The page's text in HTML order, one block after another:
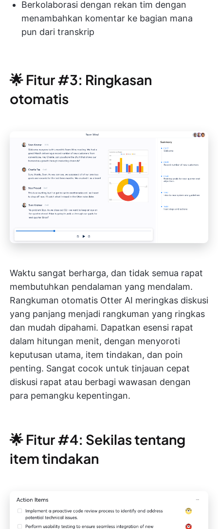
Berkolaborasi dengan rekan tim dengan
menambahkan komentar ke bagian mana
pun dari transkrip
🌟 Fitur #3: Ringkasan
otomatis
Waktu sangat berharga, dan tidak semua rapat
membutuhkan pendalaman yang mendalam.
Rangkuman otomatis Otter AI meringkas diskusi
yang panjang menjadi rangkuman yang ringkas
dan mudah dipahami. Dapatkan esensi rapat
dalam hitungan menit, dengan menyoroti
keputusan utama, item tindakan, dan poin
penting. Sangat cocok untuk tinjauan cepat
diskusi rapat atau berbagi wawasan dengan
para pemangku kepentingan.
🌟 Fitur #4: Sekilas tentang
item tindakan